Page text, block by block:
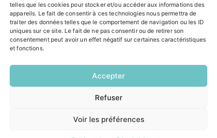
telles que les cookies pour stocker et/ou accéder aux informations des
appareils. Le fait de consentir à ces technologies nous permettra de
traiter des données telles que le comportement de navigation ou les ID
uniques sur ce site. Le fait de ne pas consentir ou de retirer son
consentement peut avoir un effet négatif sur certaines caractéristiques
et fonctions.
Accepter
Refuser
Voir les préférences
Contacter la mairie
Pôle santé
Le Saucatais
Formalités administratives
Restauration scolaire
INFORMATIONS LÉGALES
Politique de confidentialité